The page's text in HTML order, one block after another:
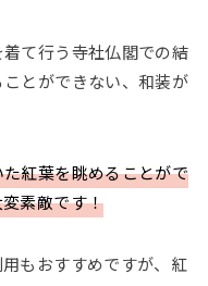
て行う寺社仏閣での結
とができない、和装が
紅葉を眺めることがで
素敵です！
もおすすめですが、紅